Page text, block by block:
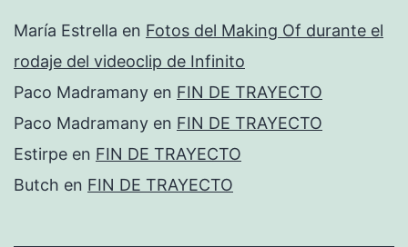
María Estrella en Fotos del Making Of durante el
rodaje del videoclip de Infinito
Paco Madramany en FIN DE TRAYECTO
Paco Madramany en FIN DE TRAYECTO
Estirpe en FIN DE TRAYECTO
Butch en FIN DE TRAYECTO